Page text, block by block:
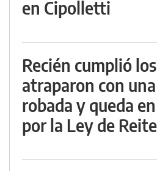
en Cipolletti
Recién cumplió
atraparon con
robada y queda
por la Ley de